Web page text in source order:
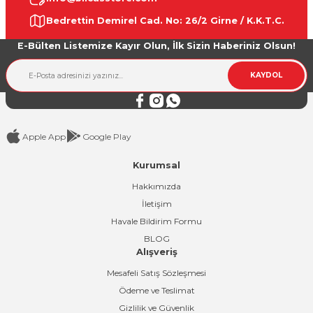
Ürün resmi kalitesiz, bozuk veya görüntülenemiyor.
Ürün açıklamasında eksik bilgiler bulunuyor.
Ürün bilgilerinde hatalar bulunuyor.
Bedrettin Demirel Cad. No: 26/2 Girne / K.K.T.C.
E-Bülten Listemize Kayır Olun, İlk Sizin Haberiniz Olsun!
KAYDOL
Apple App Google Play
Kurumsal
Hakkımızda
İletişim
Havale Bildirim Formu
BLOG
Alışveriş
Mesafeli Satış Sözleşmesi
Ödeme ve Teslimat
Gizlilik ve Güvenlik